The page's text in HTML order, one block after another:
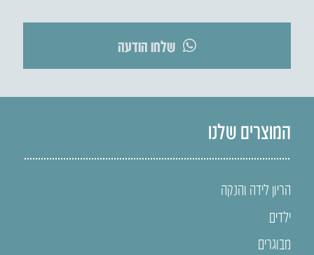
שלחו הודעה
המוצרים שלנו
הריון לידה והנקה
ילדים
מבוגרים